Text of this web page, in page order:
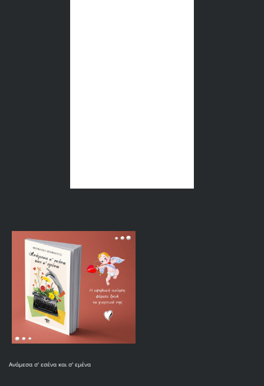
Ανάμεσα σ' εσένα και σ' εμένα